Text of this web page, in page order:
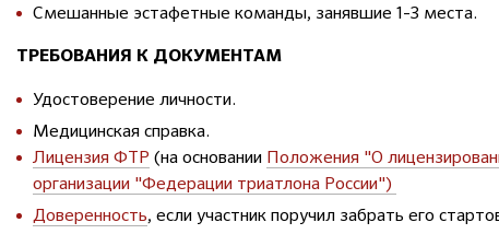
Смешанные эстафетные команды, занявшие 1-3 места.
ТРЕБОВАНИЯ К ДОКУМЕНТАМ
Удостоверение личности.
Медицинская справка.
Лицензия ФТР (на основании Положения "О
организации "Федерации триатлона России")
Доверенность, если участник поручил забрать его